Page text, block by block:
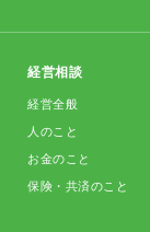
経営相談
経営全般
人のこと
お金のこと
保険・共済のこと